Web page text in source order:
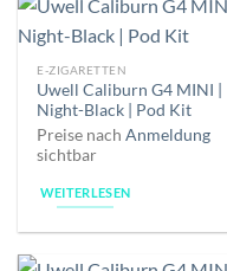
E-ZIGARETTEN
Uwell Caliburn G4 MINI |
Night-Black | Pod Kit
Preise nachAnmeldung
sichtbar
WEITERLESEN